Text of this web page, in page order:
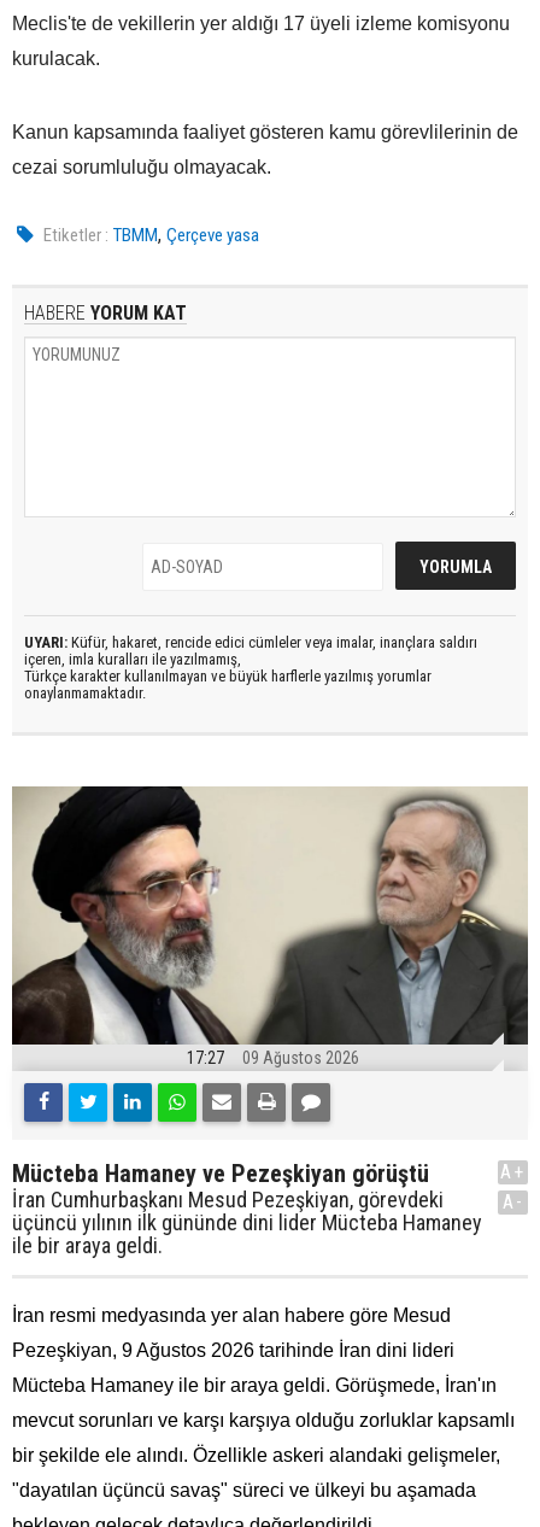
Meclis'te de vekillerin yer aldığı 17 üyeli izleme komisyonu
kurulacak.
Kanun kapsamında faaliyet gösteren kamu görevlilerinin de
cezai sorumluluğu olmayacak.
Etiketler : TBMM,Çerçeve yasa
HABERE YORUM KAT
UYARI: Küfür, hakaret, rencide edici cümleler veya imalar, inançlara saldırı
içeren, imla kuralları ile yazılmamış,
Türkçe karakter kullanılmayan ve büyük harflerle yazılmış yorumlar
onaylanmamaktadır.
17:27 09 Ağustos 2026
Mücteba Hamaney ve Pezeşkiyan görüştü
İran Cumhurbaşkanı Mesud Pezeşkiyan, görevdeki
üçüncü yılının ilk gününde dini lider Mücteba Hamaney
ile bir araya geldi.
A+
A-
İran resmi medyasında yer alan habere göre Mesud
Pezeşkiyan, 9 Ağustos 2026 tarihinde İran dini lideri
Mücteba Hamaney ile bir araya geldi. Görüşmede, İran'ın
mevcut sorunları ve karşı karşıya olduğu zorluklar kapsamlı
bir şekilde ele alındı. Özellikle askeri alandaki gelişmeler,
"dayatılan üçüncü savaş" süreci ve ülkeyi bu aşamada